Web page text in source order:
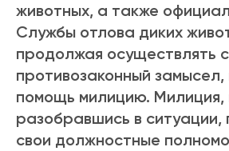
животных, а также
Службы отлова диких
продолжая осуществлять
противозаконный замысел,
помощь милицию. Милиция,
разобравшись в ситуации,
свои должностные